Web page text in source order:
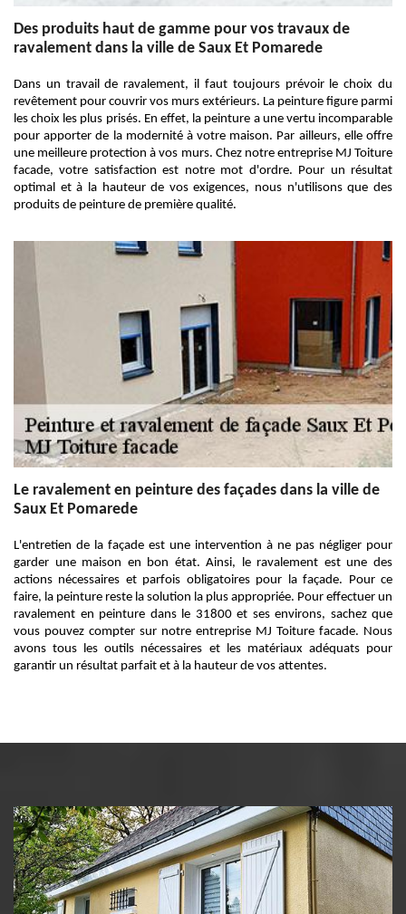
Des produits haut de gamme pour vos travaux de
ravalement dans la ville de Saux Et Pomarede
Dans un travail de ravalement, il faut toujours prévoir le choix du
revêtement pour couvrir vos murs extérieurs. La peinture figure parmi
les choix les plus prisés. En effet, la peinture a une vertu incomparable
pour apporter de la modernité à votre maison. Par ailleurs, elle offre
une meilleure protection à vos murs. Chez notre entreprise MJ Toiture
facade, votre satisfaction est notre mot d'ordre. Pour un résultat
optimal et à la hauteur de vos exigences, nous n'utilisons que des
produits de peinture de première qualité.
Le ravalement en peinture des façades dans la ville de
Saux Et Pomarede
L'entretien de la façade est une intervention à ne pas négliger pour
garder une maison en bon état. Ainsi, le ravalement est une des
actions nécessaires et parfois obligatoires pour la façade. Pour ce
faire, la peinture reste la solution la plus appropriée. Pour effectuer un
ravalement en peinture dans le 31800 et ses environs, sachez que
vous pouvez compter sur notre entreprise MJ Toiture facade. Nous
avons tous les outils nécessaires et les matériaux adéquats pour
garantir un résultat parfait et à la hauteur de vos attentes.